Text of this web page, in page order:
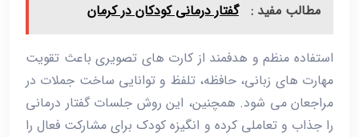
مطالب مفید : گفتار درمانی کودکان در کرمان
استفاده منظم و هدفمند از کارت ‌های تصویری باعث تقویت
مهارت ‌های زبانی، حافظه، تلفظ و توانایی ساخت جملات در
مراجعان می‌ شود. همچنین، این روش جلسات گفتار درمانی
را جذاب و تعاملی کرده و انگیزه کودک برای مشارکت فعال را